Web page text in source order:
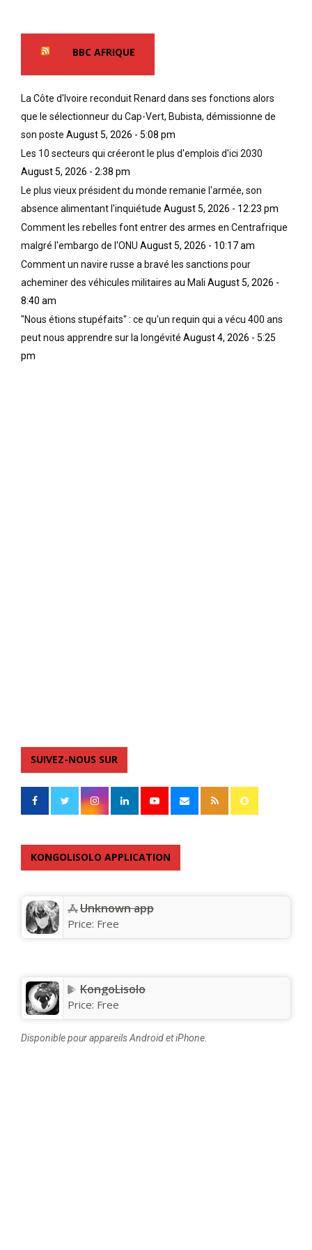
BBC AFRIQUE
La Côte d'Ivoire reconduit Renard dans ses fonctions alors
que le sélectionneur du Cap-Vert, Bubista, démissionne de
son poste August 5, 2026 - 5:08 pm
Les 10 secteurs qui créeront le plus d'emplois d'ici 2030
August 5, 2026 - 2:38 pm
Le plus vieux président du monde remanie l'armée, son
absence alimentant l'inquiétude August 5, 2026 - 12:23 pm
Comment les rebelles font entrer des armes en Centrafrique
malgré l'embargo de l'ONU August 5, 2026 - 10:17 am
Comment un navire russe a bravé les sanctions pour
acheminer des véhicules militaires au Mali August 5, 2026 -
8:40 am
"Nous étions stupéfaits" : ce qu'un requin qui a vécu 400 ans
peut nous apprendre sur la longévité August 4, 2026 - 5:25
pm
SUIVEZ-NOUS SUR
KONGOLISOLO APPLICATION
Unknown app
Price: Free
KongoLisolo
Price: Free
Disponible pour appareils Android et iPhone.